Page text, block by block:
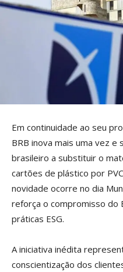
Em continuidade ao seu
BRB inova mais uma vez
brasileiro a substituir o
cartões de plástico por
novidade ocorre no dia
reforça o compromisso do
práticas ESG.
A iniciativa inédita
conscientização dos